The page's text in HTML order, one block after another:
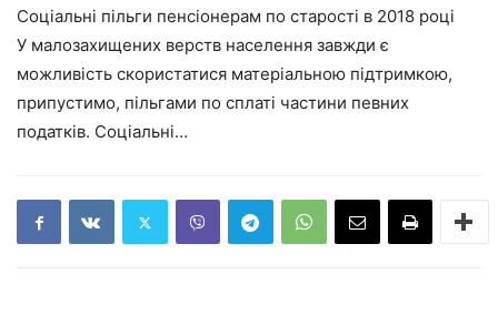
Соціальні пільги пенсіонерам по старості в 2018 році
У малозахищених верств населення завжди є
можливість скористатися матеріальною підтримкою,
припустимо, пільгами по сплаті частини певних
податків. Соціальні…